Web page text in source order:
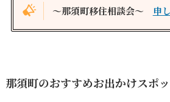
～那須町移住相談会～ 申
那須町のおすすめお出かけスポ